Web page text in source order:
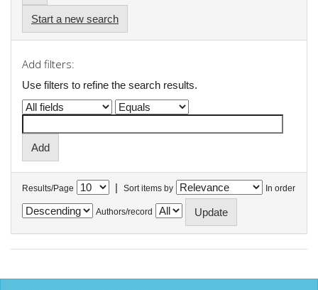
Start a new search
Add filters:
Use filters to refine the search results.
Results/Page | Sort items by In order
Authors/record